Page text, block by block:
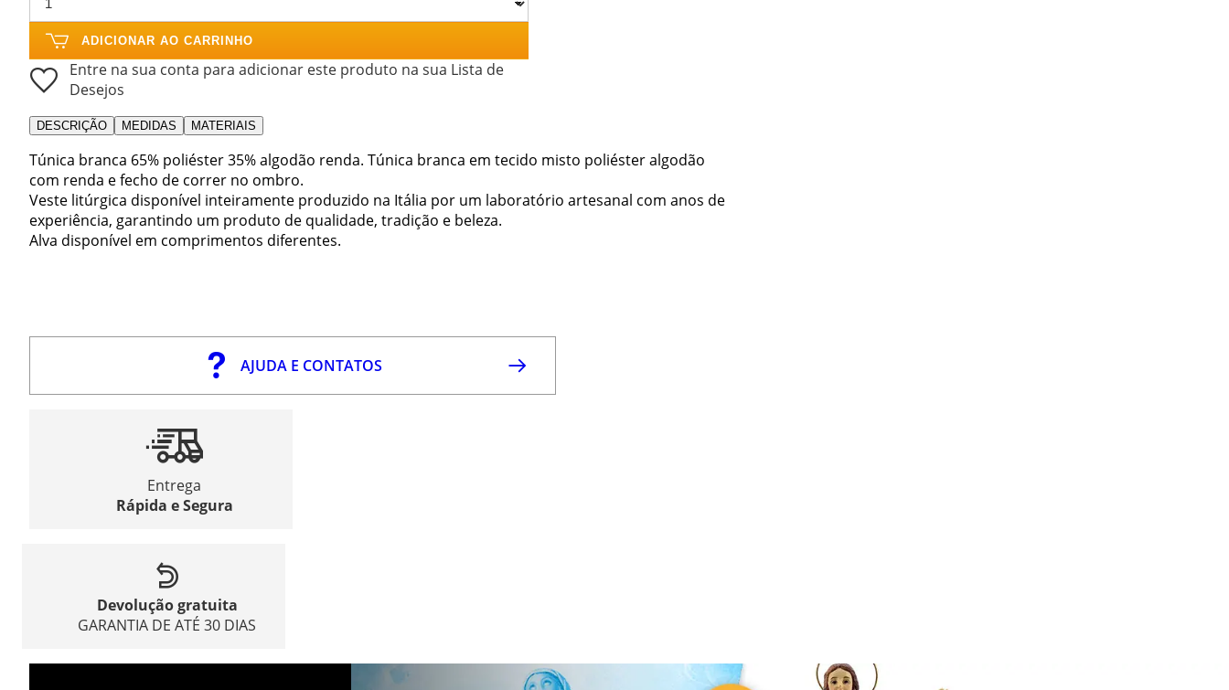
ADICIONAR AO CARRINHO
Entre na sua conta para adicionar este produto na sua Lista de
Desejos
DESCRIÇÃO MEDIDAS MATERIAIS
Túnica branca 65% poliéster 35% algodão renda. Túnica branca em tecido misto poliéster algodão
com renda e fecho de correr no ombro.
Veste litúrgica disponível inteiramente produzido na Itália por um laboratório artesanal com anos de
experiência, garantindo um produto de qualidade, tradição e beleza.
Alva disponível em comprimentos diferentes.
AJUDA E CONTATOS
Entrega
Rápida e Segura
Devolução gratuita
GARANTIA DE ATÉ 30 DIAS